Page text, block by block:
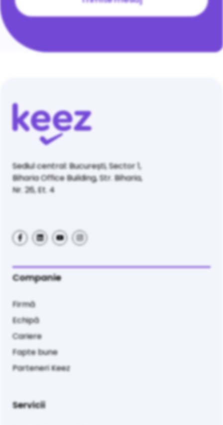
Sediul central: București, Sector 1,
Biharia Office Building, Str. Biharia,
Nr. 26, Et. 4
Companie
Firmă
Echipă
Cariere
Fapte bune
Parteneri Keez
Servicii